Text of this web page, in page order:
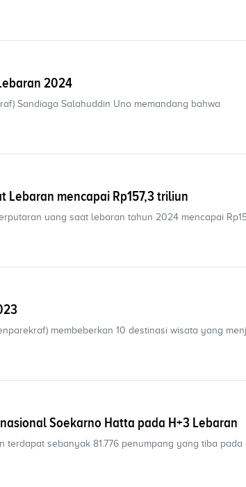
2024
Sandiaga Salahuddin Uno memandang bahwa
Lebaran mencapai Rp157,3 triliun
uang saat lebaran tahun 2024 mencapai
membeberkan 10 destinasi wisata yang
Soekarno Hatta pada H+3 Lebaran
sebanyak 81.776 penumpang yang tiba pada